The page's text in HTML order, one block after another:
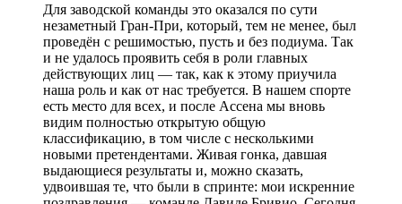
Для заводской команды это оказался по сути
незаметный Гран-При, который, тем не менее, был
проведён с решимостью, пусть и без подиума. Так
и не удалось проявить себя в роли главных
действующих лиц — так, как к этому приучила
наша роль и как от нас требуется. В нашем спорте
есть место для всех, и после Ассена мы вновь
видим полностью открытую общую
классификацию, в том числе с несколькими
новыми претендентами. Живая гонка, давшая
выдающиеся результаты и, можно сказать,
удвоившая те, что были в спринте: мои искренние